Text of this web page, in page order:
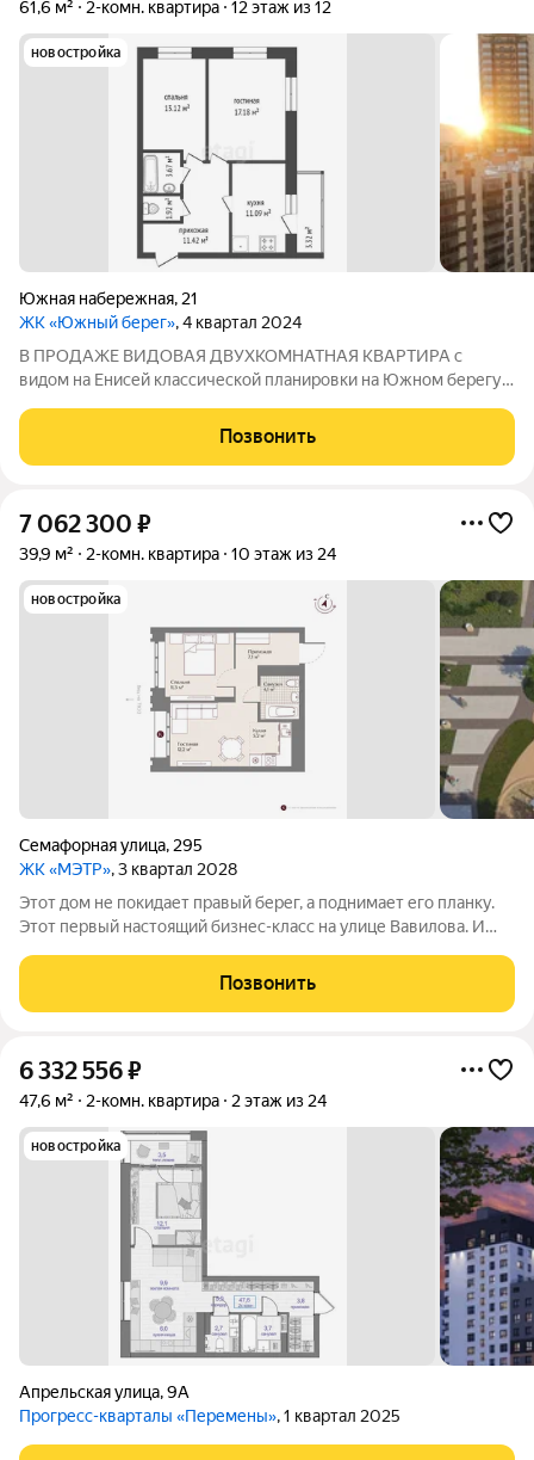
61,6 м² 2-комн. квартира 12 этаж из 12
новостройка
Южная набережная, 21
ЖК «Южный берег», 4 квартал 2024
В ПРОДАЖЕ ВИДОВАЯ ДВУХКОМНАТНАЯ КВАРТИРА с
видом на Енисей классической планировки на Южном берегу,
адрес Южный берег дом 21. дом сдан! Окна на 2 стороны:
отличный ВИД ИЗ ОКНА НА ЕНИСЕЙ в
Позвонить
7 062 300 ₽
39,9 м² 2-комн. квартира 10 этаж из 24
новостройка
Семафорная улица, 295
ЖК «МЭТР», 3 квартал 2028
Этот дом не покидает правый берег, а поднимает его планку.
Этот первый настоящий бизнес-класс на улице Вавилова. И
панорамных окон. Обязывает
Позвонить
6 332 556₽
47,6 м² 2-комн. квартира 2 этаж из 24
новостройка
Апрельская улица,9А
Прогресс-кварталы «Перемены», 1 квартал 2025